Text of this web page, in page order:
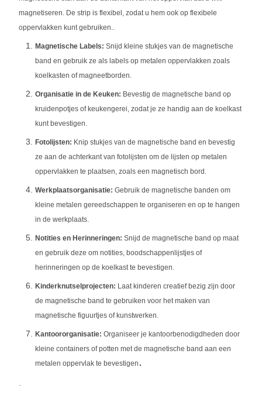
magnetiseren. De strip is flexibel, zodat u hem ook op flexibele
oppervlakken kunt gebruiken..
Magnetische Labels: Snijd kleine stukjes van de magnetische
band en gebruik ze als labels op metalen oppervlakken zoals
koelkasten of magneetborden.
Organisatie in de Keuken: Bevestig de magnetische band op
kruidenpotjes of keukengerei, zodat je ze handig aan de koelkast
kunt bevestigen.
Fotolijsten: Knip stukjes van de magnetische band en bevestig
ze aan de achterkant van fotolijsten om de lijsten op metalen
oppervlakken te plaatsen, zoals een magnetisch bord.
Werkplaatsorganisatie: Gebruik de magnetische banden om
kleine metalen gereedschappen te organiseren en op te hangen
in de werkplaats.
Notities en Herinneringen: Snijd de magnetische band op maat
en gebruik deze om notities, boodschappenlijstjes of
herinneringen op de koelkast te bevestigen.
Kinderknutselprojecten: Laat kinderen creatief bezig zijn door
de magnetische band te gebruiken voor het maken van
magnetische figuurtjes of kunstwerken.
Kantoororganisatie: Organiseer je kantoorbenodigdheden door
kleine containers of potten met de magnetische band aan een
metalen oppervlak te bevestigen .